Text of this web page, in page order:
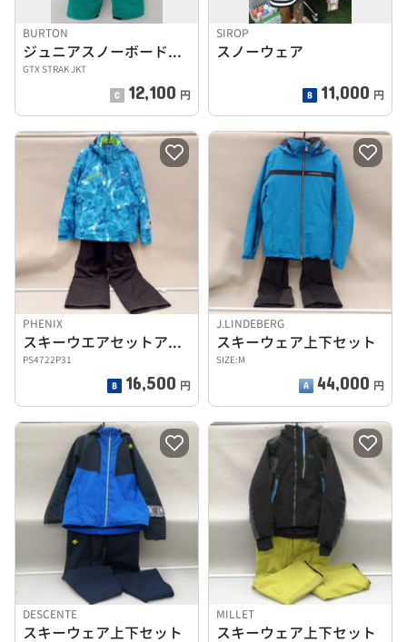
BURTON
ジュニアスノーボードウェア
GTX STRAK JKT
12,100 円
SIROP
スノーウェア
11,000 円
PHENIX
スキーウエアセットアップ
PS4722P31
16,500 円
J.LINDEBERG
スキーウェア上下セット
SIZE:M
44,000 円
DESCENTE
スキーウェア上下セット
MILLET
スキーウェア上下セット